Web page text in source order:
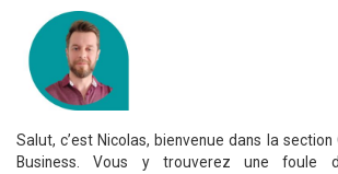
Salut, c’est Nicolas, bienvenue dans la section
Business. Vous y trouverez une foule